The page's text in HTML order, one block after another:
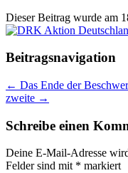
Dieser Beitrag wurde am
Beitragsnavigation
← Das Ende der
zweite →
Schreibe einen
Deine E-Mail-Adresse
Felder sind mit * markiert